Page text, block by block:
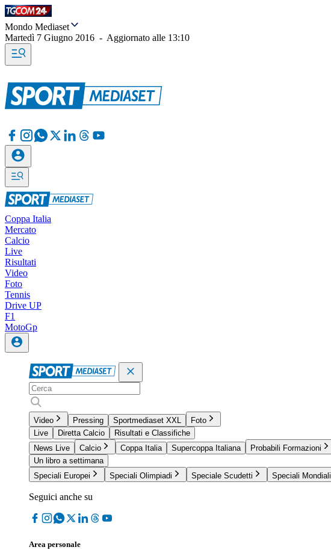
Mondo Mediaset
Martedì 7 Giugno 2016 - Aggiornato alle 13:10
Coppa Italia
Mercato
Calcio
Live
Risultati
Video
Foto
Tennis
Drive UP
F1
MotoGp
Video Pressing Sportmediaset XXL
Foto
Live
Diretta Calcio
Risultati e Classifiche
News Live
Calcio Coppa Italia Supercoppa Italiana Probabili Formazioni
Un libro a settimana
Speciali Europei
Speciali Olimpiadi Speciale Scudetti Speciali Mondiali
Seguici anche su
Area personale